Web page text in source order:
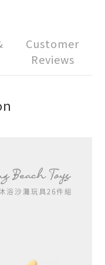
Customer
Reviews